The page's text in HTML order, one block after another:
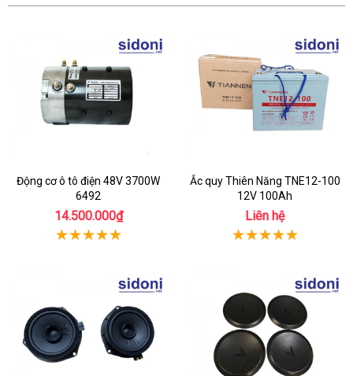
Động cơ ô tô điện 48V 3700W
6492
14.500.000₫
Ắc quy Thiên Năng TNE12-100
12V 100Ah
Liên hệ